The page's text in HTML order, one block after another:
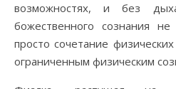
возможностях, и без
божественного сознания
просто сочетание
ограниченным физическим